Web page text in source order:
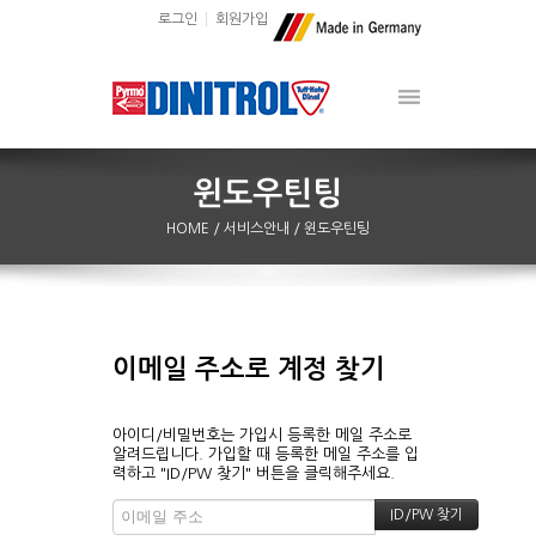
로그인 회원가입
HOME / 서비스안내 / 윈도우틴팅
이메일 주소로 계정 찾기
아이디/비밀번호는 가입시 등록한 메일 주소로
알려드립니다. 가입할 때 등록한 메일 주소를 입
력하고 "ID/PW 찾기" 버튼을 클릭해주세요.